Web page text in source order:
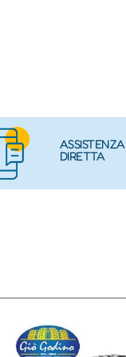
ASSISTENZA
DIRETTA